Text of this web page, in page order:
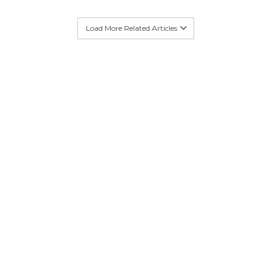
Load More Related Articles